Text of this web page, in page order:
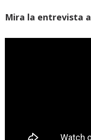
Mira la entrevista